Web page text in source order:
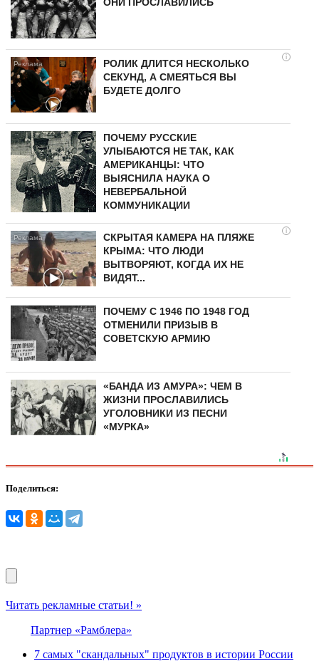
i
РОЛИК ДЛИТСЯ НЕСКОЛЬКО
СЕКУНД, А СМЕЯТЬСЯ ВЫ
БУДЕТЕ ДОЛГО
ПОЧЕМУ РУССКИЕ
УЛЫБАЮТСЯ НЕ ТАК, КАК
АМЕРИКАНЦЫ: ЧТО
ВЫЯСНИЛА НАУКА О
НЕВЕРБАЛЬНОЙ
КОММУНИКАЦИИ
i
СКРЫТАЯ КАМЕРА НА ПЛЯЖЕ
КРЫМА: ЧТО ЛЮДИ
ВЫТВОРЯЮТ, КОГДА ИХ НЕ
ВИДЯТ...
ПОЧЕМУ С 1946 ПО 1948 ГОД
ОТМЕНИЛИ ПРИЗЫВ В
СОВЕТСКУЮ АРМИЮ
«БАНДА ИЗ АМУРА»: ЧЕМ В
ЖИЗНИ ПРОСЛАВИЛИСЬ
УГОЛОВНИКИ ИЗ ПЕСНИ
«МУРКА»
Поделиться:
Читать рекламные статьи! »
Партнер «Рамблера»
7 самых "скандальных" продуктов в истории России